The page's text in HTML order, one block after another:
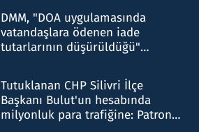
DMM, "DOA uygulamasında
vatandaşlara ödenen iade
tutarlarının düşürüldüğü"
Tutuklanan CHP Silivri İlçe
Başkanı Bulut'un hesabında
milyonluk para trafiğine: Patron